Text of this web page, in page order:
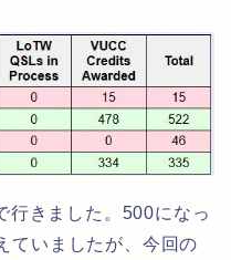
行きました。500になっ
ていましたが、今回の